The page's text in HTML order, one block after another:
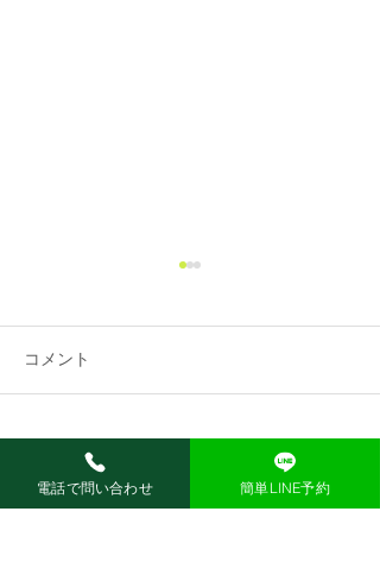
Information
コメント
コメントを追加…
電話で問い合わせ 簡単LINE予約